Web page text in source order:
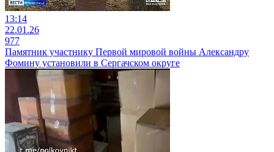
13:14
22.01.26
977
Памятник участнику Первой мировой войны Александру
Фомину установили в Сергачском округе